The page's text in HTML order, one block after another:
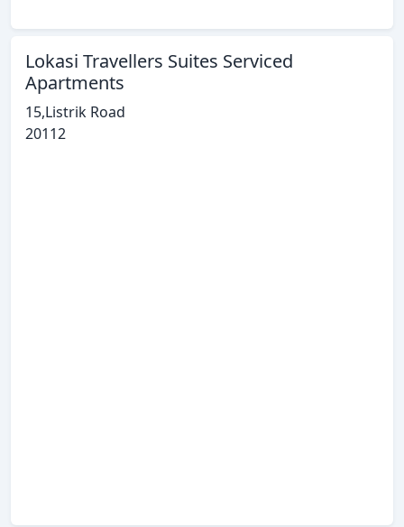
Lokasi Travellers Suites Serviced
Apartments
15,Listrik Road
20112